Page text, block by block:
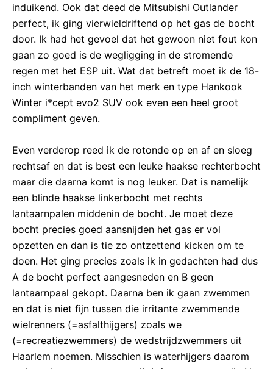
induikend. Ook dat deed de Mitsubishi Outlander
perfect, ik ging vierwieldriftend op het gas de bocht
door. Ik had het gevoel dat het gewoon niet fout kon
gaan zo goed is de wegligging in de stromende
regen met het ESP uit. Wat dat betreft moet ik de 18-
inch winterbanden van het merk en type Hankook
Winter i*cept evo2 SUV ook even een heel groot
compliment geven.
Even verderop reed ik de rotonde op en af en sloeg
rechtsaf en dat is best een leuke haakse rechterbocht
maar die daarna komt is nog leuker. Dat is namelijk
een blinde haakse linkerbocht met rechts
lantaarnpalen middenin de bocht. Je moet deze
bocht precies goed aansnijden het gas er vol
opzetten en dan is tie zo ontzettend kicken om te
doen. Het ging precies zoals ik in gedachten had dus
A de bocht perfect aangesneden en B geen
lantaarnpaal gekopt. Daarna ben ik gaan zwemmen
en dat is niet fijn tussen die irritante zwemmende
wielrenners (=asfalthijgers) zoals we
(=recreatiezwemmers) de wedstrijdzwemmers uit
Haarlem noemen. Misschien is waterhijgers daarom